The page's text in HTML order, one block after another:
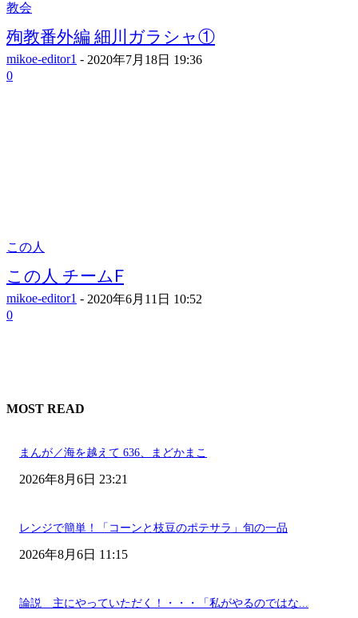
教会
殉教番外編 細川ガラシャ①
mikoe-editor1 - 2020年7月18日 19:36
0
この人
この人 チームF
mikoe-editor1 - 2020年6月11日 10:52
0
MOST READ
まんが／海を越えて 636、まどかまこ
2026年8月6日 23:21
レンジで簡単！「コーンと枝豆のポテサラ」旬の一品
2026年8月6日 11:15
論説 主にやっていただく！・・・「私がやるのではな...